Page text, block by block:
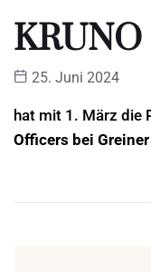
KRUNO
25. Juni 2024
hat mit 1. März die
Officers bei